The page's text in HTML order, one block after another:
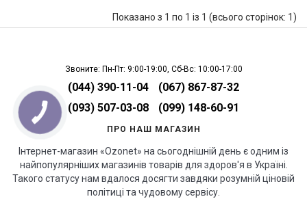
Показано з 1 по 1 із 1 (всього сторінок: 1)
Звоните: Пн-Пт: 9:00-19:00, Сб-Вс: 10:00-17:00
(044) 390-11-04
(067) 867-87-32
(093) 507-03-08
(099) 148-60-91
ПРО НАШ МАГАЗИН
Інтернет-магазин «Ozonet» на сьогоднішній день є одним із
найпопулярніших магазинів товарів для здоров'я в Україні.
Такого статусу нам вдалося досягти завдяки розумній ціновій
політиці та чудовому сервісу.